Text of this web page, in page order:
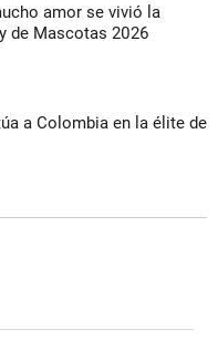
amor se vivió la
de Mascotas 2026
a Colombia en la élite de